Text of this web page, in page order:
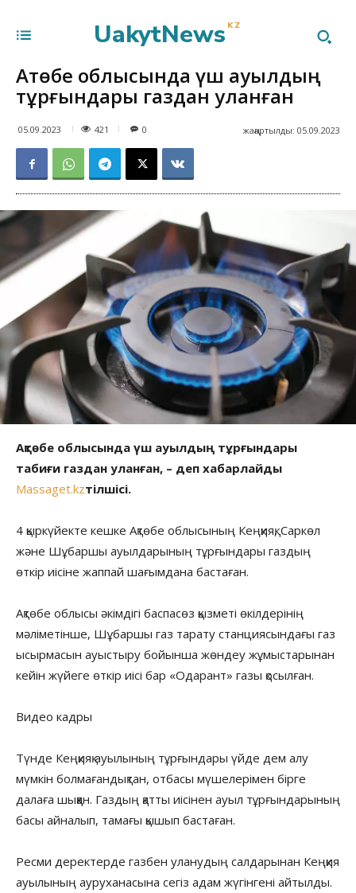
UakytNews KZ
Ақтөбе облысында үш ауылдың
тұрғындары газдан уланған
05.09.2023 421 жаңартылды: 05.09.2023
0
Ақтөбе облысында үш ауылдың тұрғындары
табиғи газдан уланған, – деп хабарлайды
Massaget.kzтілшісі.
4 қыркүйекте кешке Ақтөбе облысының Кеңқияқ, Саркөл
және Шұбаршы ауылдарының тұрғындары газдың
өткір иісіне жаппай шағымдана бастаған.
Ақтөбе облысы әкімдігі баспасөз қызметі өкілдерінің
мәліметінше, Шұбаршы газ тарату станциясындағы газ
ысырмасын ауыстыру бойынша жөндеу жұмыстарынан
кейін жүйеге өткір иісі бар «Одарант» газы қосылған.
Видео кадры
Түнде Кеңқияқ ауылының тұрғындары үйде дем алу
мүмкін болмағандықтан, отбасы мүшелерімен бірге
далаға шыққан. Газдың қатты иісінен ауыл тұрғындарының
басы айналып, тамағы қышып бастаған.
Ресми деректерде газбен уланудың салдарынан Кеңқияқ
ауылының ауруханасына сегіз адам жүгінгені айтылды.